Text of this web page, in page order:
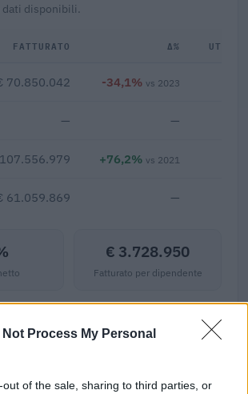
Not Process My Personal
out of the sale, sharing to third parties, or
dati disponibili.
FATTURATO Δ% UTILE/
70.850.042 -34,1% vs 2023
— —
+76,2% vs 2021
61.059.869 —
€ 3.728.950
Fatturato per dipendente
dati dell'ultimo bilancio disponibile.
contributi pubblici